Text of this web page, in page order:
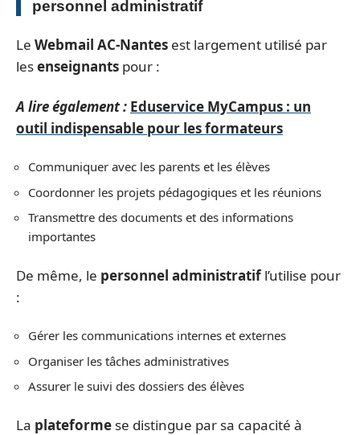
personnel administratif
Le Webmail AC-Nantes est largement utilisé par
lesenseignants pour :
A lire également : Eduservice MyCampus : un
outil indispensable pour les formateurs
Communiquer avec les parents et les élèves
Coordonner les projets pédagogiques et les réunions
Transmettre des documents et des informations
importantes
De même, le personnel administratifl’utilise pour
:
Gérer les communications internes et externes
Organiser les tâches administratives
Assurer le suivi des dossiers des élèves
La plateforme se distingue par sa capacité à